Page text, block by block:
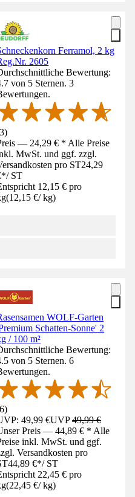
Ferramol, 2 kg
2605
Bewertung:
von 5 Sternen. 3
3)
— 24,29 € * Alle Preise
MwSt. und ggf. zzgl.
pro ST24,29
*/ ST
12,15 € pro
(12,15 €/ kg)
WOLF-Garten
Schatten-Sonne' 2
/ 100 m²
Bewertung:
von 5 Sternen. 6
6)
49,99 €UVP49,99 €
Preis — 44,89 € * Alle
inkl. MwSt. und ggf.
Versandkosten pro
44,89 €*/ ST
22,45 € pro
(22,45 €/ kg)